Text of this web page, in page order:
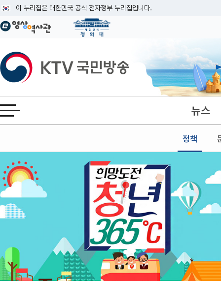
이 누리집은 대한민국 공식 전자정부 누리집입니다.
공식 누리집 주소 확인하기
이밖에 or.kr 또는 .kr등 다른 도메인 주소를 사용하고 있다면 아래 URL에서
운영중인 공식 누리집보기
KTV국민방송
전체메뉴 열기 뉴스
정책
본문